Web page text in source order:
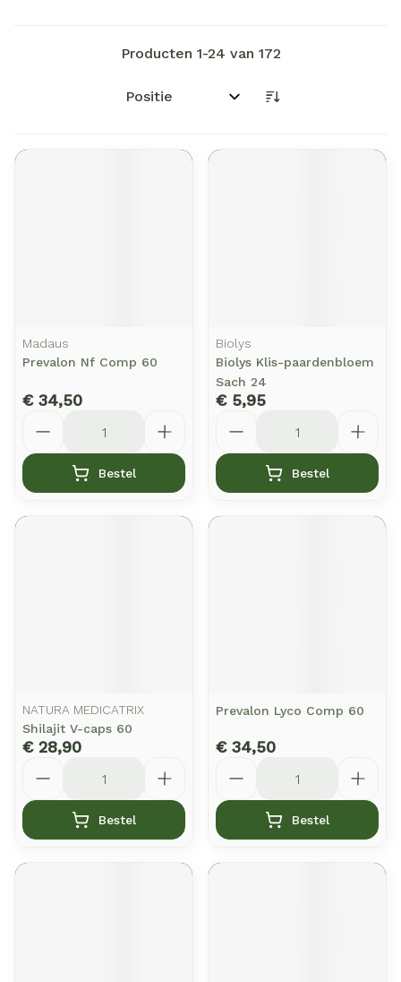
Producten 1-24 van 172
Sorteer op:
Madaus
Prevalon Nf Comp 60
€ 34,50
Bestel
Biolys
Biolys Klis-paardenbloem
Sach 24
€ 5,95
Bestel
NATURA MEDICATRIX
Shilajit V-caps 60
€ 28,90
Bestel
Prevalon Lyco Comp 60
€ 34,50
Bestel